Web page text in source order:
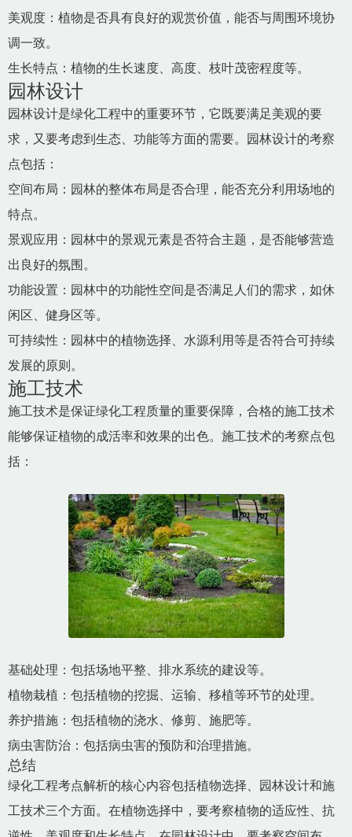
美观度：植物是否具有良好的观赏价值，能否与周围环境协
调一致。
生长特点：植物的生长速度、高度、枝叶茂密程度等。
园林设计
园林设计是绿化工程中的重要环节，它既要满足美观的要
求，又要考虑到生态、功能等方面的需要。园林设计的考察
点包括：
空间布局：园林的整体布局是否合理，能否充分利用场地的
特点。
景观应用：园林中的景观元素是否符合主题，是否能够营造
出良好的氛围。
功能设置：园林中的功能性空间是否满足人们的需求，如休
闲区、健身区等。
可持续性：园林中的植物选择、水源利用等是否符合可持续
发展的原则。
施工技术
施工技术是保证绿化工程质量的重要保障，合格的施工技术
能够保证植物的成活率和效果的出色。施工技术的考察点包
括：
基础处理：包括场地平整、排水系统的建设等。
植物栽植：包括植物的挖掘、运输、移植等环节的处理。
养护措施：包括植物的浇水、修剪、施肥等。
病虫害防治：包括病虫害的预防和治理措施。
总结
绿化工程考点解析的核心内容包括植物选择、园林设计和施
工技术三个方面。在植物选择中，要考察植物的适应性、抗